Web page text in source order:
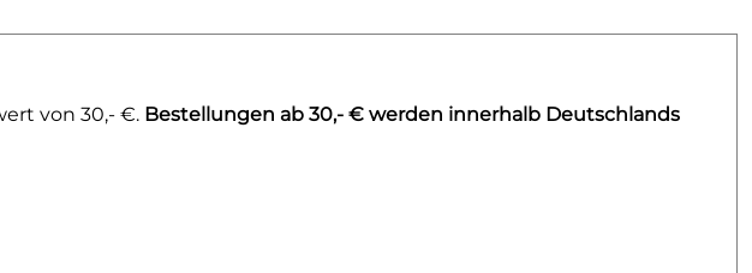
von 30,- €. Bestellungen ab 30,- € werden innerhalb Deutschlands